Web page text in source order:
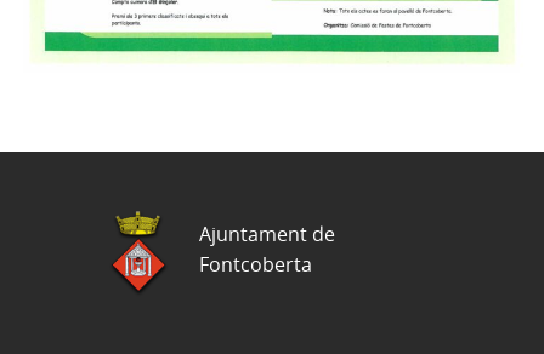
Ajuntament de
Fontcoberta